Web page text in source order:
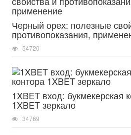
Черный орех: полезные
противопоказания,
54720
1XBET вход: букмекерская
1XBET зеркало
34769